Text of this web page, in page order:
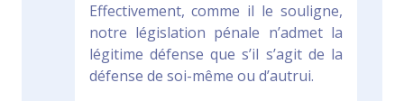
Effectivement, comme il le souligne,
notre législation pénale n’admet la
légitime défense que s’il s’agit de la
défense de soi-même ou d’autrui.